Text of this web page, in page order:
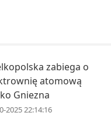
zabiega o
atomową
Gniezna
2025 22:14:16